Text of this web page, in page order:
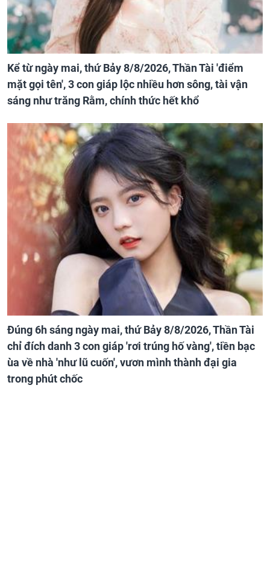
Kể từ ngày mai, thứ Bảy 8/8/2026, Thần Tài 'điểm
mặt gọi tên', 3 con giáp lộc nhiều hơn sông, tài vận
sáng như trăng Rằm, chính thức hết khổ
Đúng 6h sáng ngày mai, thứ Bảy 8/8/2026, Thần Tài
chỉ đích danh 3 con giáp 'rơi trúng hố vàng', tiền bạc
ùa về nhà 'như lũ cuốn', vươn mình thành đại gia
trong phút chốc